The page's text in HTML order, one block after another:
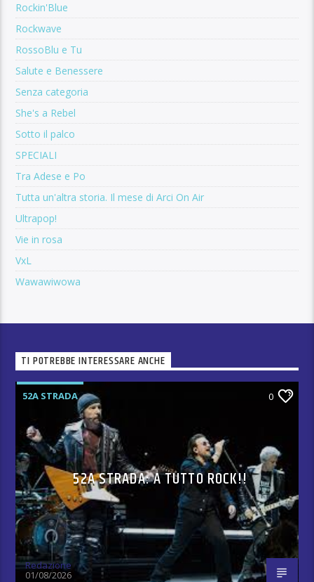
Rockin'Blue
Rockwave
RossoBlu e Tu
Salute e Benessere
Senza categoria
She's a Rebel
Sotto il palco
SPECIALI
Tra Adese e Po
Tutta un'altra storia. Il mese di Arci On Air
Ultrapop!
Vie in rosa
VxL
Wawawiwowa
TI POTREBBE INTERESSARE ANCHE
52A STRADA 0
52A STRADA: A TUTTO ROCK!!
Redazione
01/08/2026